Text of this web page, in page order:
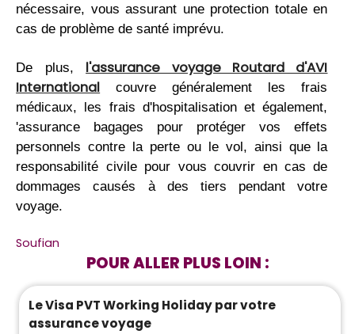
nécessaire, vous assurant une protection totale en
cas de problème de santé imprévu.
De plus, l'assurance voyage Routard d'AVI
International couvre généralement les frais
médicaux, les frais d'hospitalisation et également,
'assurance bagages pour protéger vos effets
personnels contre la perte ou le vol, ainsi que la
responsabilité civile pour vous couvrir en cas de
dommages causés à des tiers pendant votre
voyage.
Soufian
POUR ALLER PLUS LOIN :
Le Visa PVT Working Holiday par votre
assurance voyage